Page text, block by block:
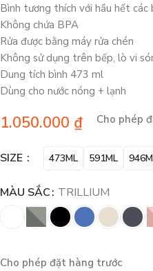
Bình tương thích với hầu hết các
Không chứa BPA
Rửa được bằng máy rửa chén
Không sử dụng trên bếp, lò vi
Dung tích bình 473 ml
Dùng cho nước nóng + lạnh
1.050.000 ₫ Cho phép
SIZE 473ML 591ML
MÀU SẮC TRILLIUM
Cho phép đặt hàng trước